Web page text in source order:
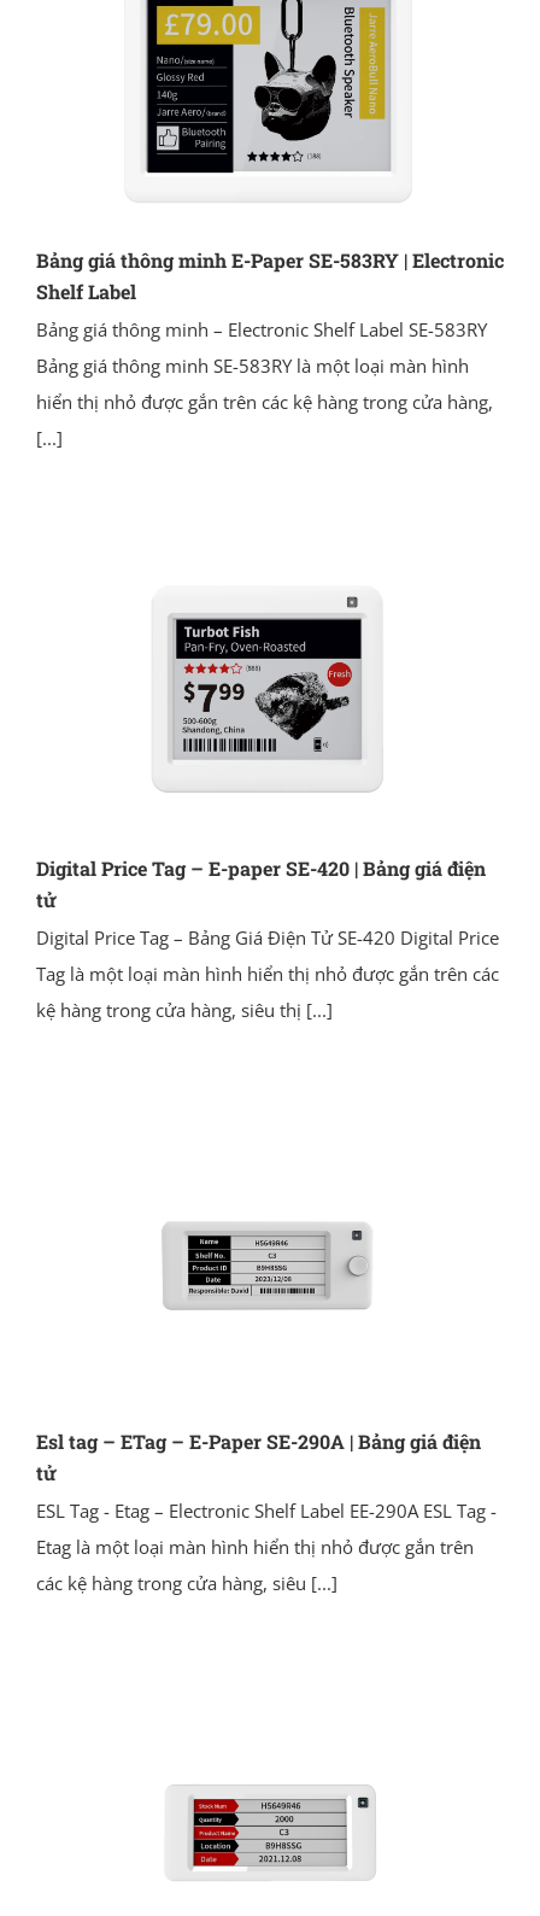
Bảng giá thông minh E-Paper SE-583RY | Electronic
Shelf Label
Bảng giá thông minh – Electronic Shelf Label SE-583RY
Bảng giá thông minh SE-583RY là một loại màn hình
hiển thị nhỏ được gắn trên các kệ hàng trong cửa hàng,
[...]
Digital Price Tag – E-paper SE-420 | Bảng giá điện
tử
Digital Price Tag – Bảng Giá Điện Tử SE-420 Digital Price
Tag là một loại màn hình hiển thị nhỏ được gắn trên các
kệ hàng trong cửa hàng, siêu thị [...]
Esl tag – ETag – E-Paper SE-290A | Bảng giá điện
tử
ESL Tag - Etag – Electronic Shelf Label EE-290A ESL Tag -
Etag là một loại màn hình hiển thị nhỏ được gắn trên
các kệ hàng trong cửa hàng, siêu [...]